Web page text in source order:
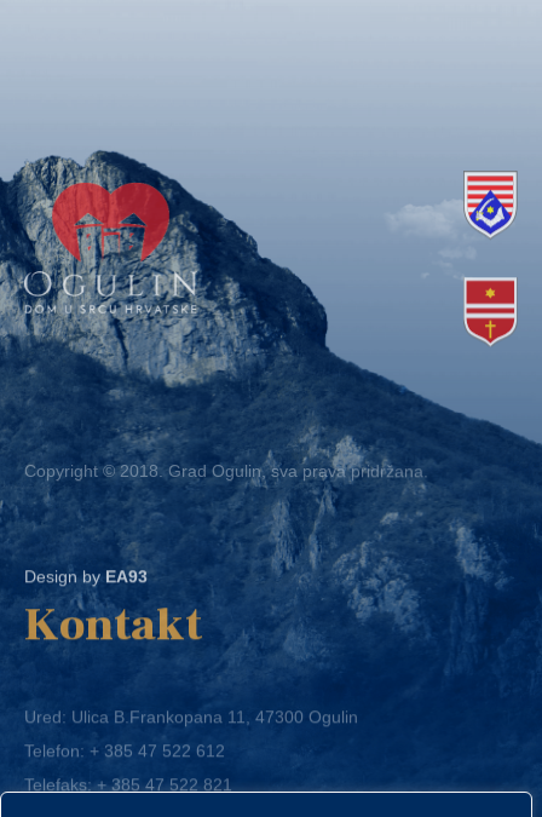
Copyright © 2018. Grad Ogulin, sva prava pridržana.
Design by EA93
Kontakt
Telefon:+ 385 47 522 612
Telefaks:+ 385 47 522 821
E-mail:grad-ogulin@ogulin.hr